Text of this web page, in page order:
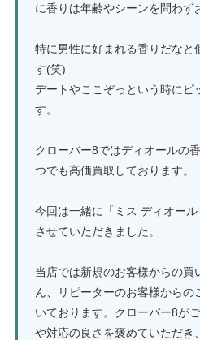
に香りは年齢やシーンを問わず
特に男性に好まれる香りだなと
す(笑)
デートやここぞっという時にピ
す。
クローバー8ではディオールの
つでも高価買取しております。
今回は一緒に「ミス ディオー
させていただきました。
当店では新規のお客様からの買
ん、リピーターのお客様からの
いております。クローバー8が
や対応の良さを褒めていただき